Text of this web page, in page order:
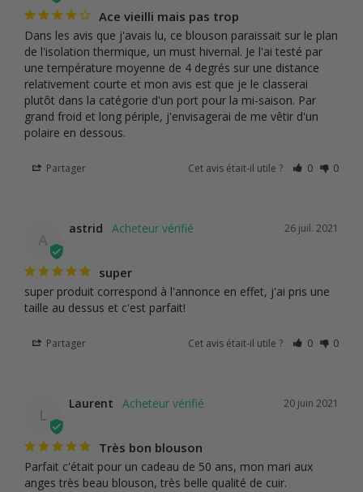
Ace vieilli mais pas trop
Dans les avis que j'avais lu, ce blouson paraissait sur le plan
de l'isolation thermique, un must hivernal. Je l'ai testé par
une température moyenne de 4 degrés sur une distance
relativement courte et mon avis est que je le classerai
plutôt dans la catégorie d'un port pour la mi-saison. Par
grand froid et long périple, j'envisagerai de me vêtir d'un
polaire en dessous.
Partager Cet avis était-il utile ? 0 0
A
26 juil. 2021
astrid
super
super produit correspond à l'annonce en effet, j'ai pris une
taille au dessus et c'est parfait!
Partager Cet avis était-il utile ? 0 0
L
20 juin 2021
Laurent
Très bon blouson
Parfait c'était pour un cadeau de 50 ans, mon mari aux
anges très beau blouson, très belle qualité de cuir.